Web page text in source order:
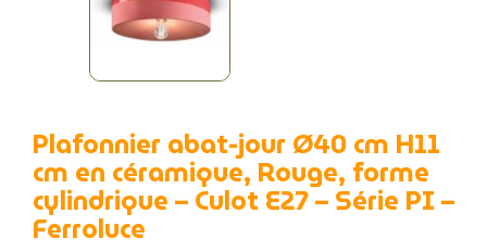
Plafonnier abat-jour Ø40 cm H11
cm en céramique, Rouge, forme
cylindrique – Culot E27 – Série PI –
Ferroluce